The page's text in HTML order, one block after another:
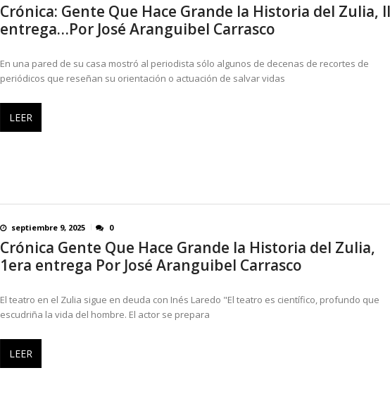
Crónica: Gente Que Hace Grande la Historia del Zulia, II
entrega…Por José Aranguibel Carrasco
En una pared de su casa mostró al periodista sólo algunos de decenas de recortes de
periódicos que reseñan su orientación o actuación de salvar vidas
LEER
septiembre 9, 2025 0
Crónica Gente Que Hace Grande la Historia del Zulia,
1era entrega Por José Aranguibel Carrasco
El teatro en el Zulia sigue en deuda con Inés Laredo "El teatro es científico, profundo que
escudriña la vida del hombre. El actor se prepara
LEER